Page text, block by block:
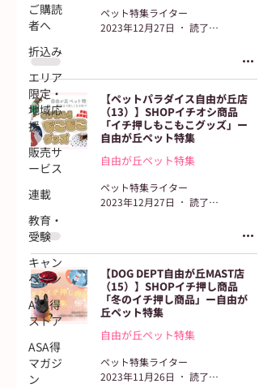
ご購読
者へ
折込み
エリア
限定・
地域応
援
販売サ
ービス
連載
教育・
受験
キャン
ペーン
ASA得
ストア
ASA得
マガジ
ン
ペット特集ライター
2023年12月27日
読了時間: 2分
【ペットパラダイス自由が丘店
（13）】SHOPイチオシ商品
「イチ押しもこもこグッズ」ー
自由が丘ペット特集
自由が丘ペット特集
ペット特集ライター
2023年12月27日
読了時間: 2分
【DOG DEPT自由が丘MAST店
（15）】SHOPイチ押し商品
「冬のイチ押し商品」ー自由が
丘ペット特集
自由が丘ペット特集
ペット特集ライター
2023年11月26日
読了時間: 2分